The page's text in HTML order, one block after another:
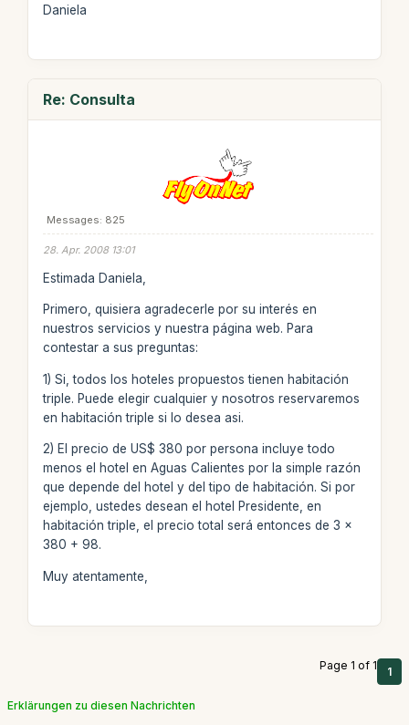
Daniela
Re: Consulta
Messages: 825
28. Apr. 2008 13:01
Estimada Daniela,
Primero, quisiera agradecerle por su interés en
nuestros servicios y nuestra página web. Para
contestar a sus preguntas:
1) Si, todos los hoteles propuestos tienen habitación
triple. Puede elegir cualquier y nosotros reservaremos
en habitación triple si lo desea asi.
2) El precio de US$ 380 por persona incluye todo
menos el hotel en Aguas Calientes por la simple razón
que depende del hotel y del tipo de habitación. Si por
ejemplo, ustedes desean el hotel Presidente, en
habitación triple, el precio total será entonces de 3 x
380 + 98.
Muy atentamente,
Page 1 of 1 1
Erklärungen zu diesen Nachrichten